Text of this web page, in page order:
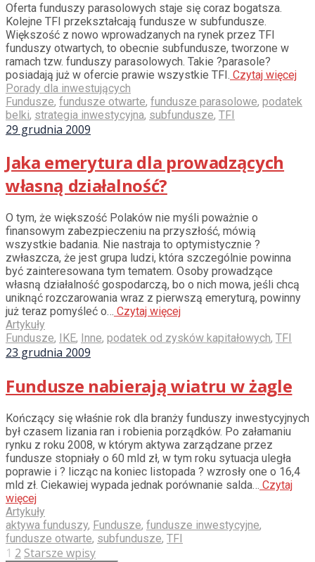
Oferta funduszy parasolowych staje się coraz bogatsza.
Kolejne TFI przekształcają fundusze w subfundusze.
Większość z nowo wprowadzanych na rynek przez TFI
funduszy otwartych, to obecnie subfundusze, tworzone w
ramach tzw. funduszy parasolowych. Takie ?parasole?
posiadają już w ofercie prawie wszystkie TFI. Czytaj więcej
Porady dla inwestujących
Fundusze, fundusze otwarte, fundusze parasolowe, podatek
belki, strategia inwestycyjna, subfundusze, TFI
29 grudnia 2009
Jaka emerytura dla prowadzących
własną działalność?
O tym, że większość Polaków nie myśli poważnie o
finansowym zabezpieczeniu na przyszłość, mówią
wszystkie badania. Nie nastraja to optymistycznie ?
zwłaszcza, że jest grupa ludzi, która szczególnie powinna
być zainteresowana tym tematem. Osoby prowadzące
własną działalność gospodarczą, bo o nich mowa, jeśli chcą
uniknąć rozczarowania wraz z pierwszą emeryturą, powinny
już teraz pomyśleć o… Czytaj więcej
Artykuły
Fundusze, IKE, Inne, podatek od zysków kapitałowych, TFI
23 grudnia 2009
Fundusze nabierają wiatru w żagle
Kończący się właśnie rok dla branży funduszy inwestycyjnych
był czasem lizania ran i robienia porządków. Po załamaniu
rynku z roku 2008, w którym aktywa zarządzane przez
fundusze stopniały o 60 mld zł, w tym roku sytuacja uległa
poprawie i ? licząc na koniec listopada ? wzrosły one o 16,4
mld zł. Ciekawiej wypada jednak porównanie salda… Czytaj
więcej
Artykuły
aktywa funduszy, Fundusze, fundusze inwestycyjne,
fundusze otwarte, subfundusze, TFI
1 2 Starsze wpisy